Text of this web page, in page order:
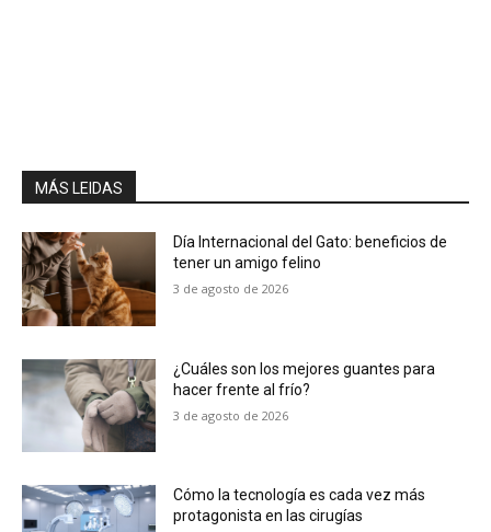
MÁS LEIDAS
Día Internacional del Gato: beneficios de
tener un amigo felino
3 de agosto de 2026
¿Cuáles son los mejores guantes para
hacer frente al frío?
3 de agosto de 2026
Cómo la tecnología es cada vez más
protagonista en las cirugías